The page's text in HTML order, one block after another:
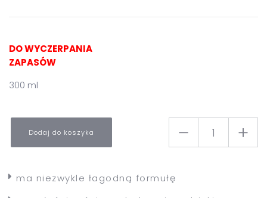
DO WYCZERPANIA
ZAPASÓW
300 ml
Dodaj do koszyka
ma niezwykle łagodną formułę